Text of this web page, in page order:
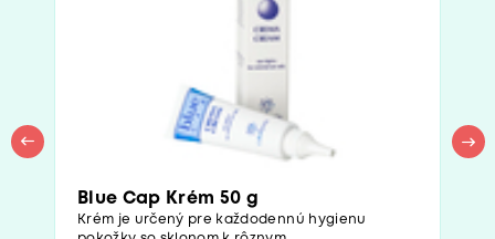
Blue Cap Krém 50 g
Krém je určený pre každodennú hygienu